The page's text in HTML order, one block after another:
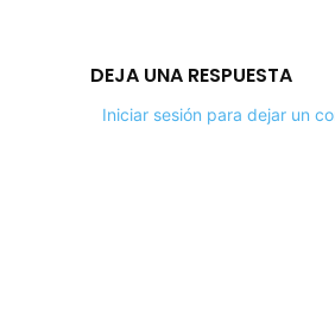
DEJA UNA RESPUESTA
Iniciar sesión para dejar un